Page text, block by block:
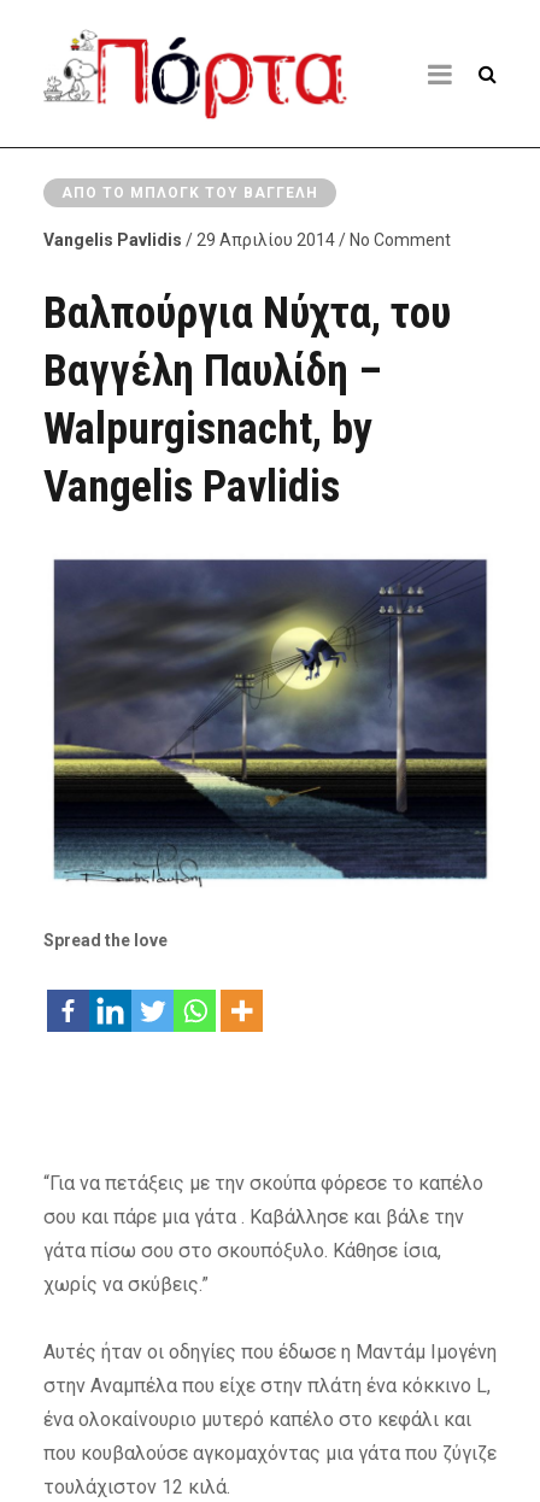
ΑΠΌ ΤΟ ΜΠΛΟΓΚ ΤΟΥ ΒΑΓΓΈΛΗ
Vangelis Pavlidis / 29 Απριλίου 2014 / No Comment
Βαλπούργια Νύχτα, του
Βαγγέλη Παυλίδη –
Walpurgisnacht, by
Vangelis Pavlidis
Spread the love
“Για να πετάξεις με την σκούπα φόρεσε το καπέλο
σου και πάρε μια γάτα . Καβάλλησε και βάλε την
γάτα πίσω σου στο σκουπόξυλο. Κάθησε ίσια,
χωρίς να σκύβεις.”
Αυτές ήταν οι οδηγίες που έδωσε η Μαντάμ Ιμογένη
στην Αναμπέλα που είχε στην πλάτη ένα κόκκινο L,
ένα ολοκαίνουριο μυτερό καπέλο στο κεφάλι και
που κουβαλούσε αγκομαχόντας μια γάτα που ζύγιζε
τουλάχιστον 12 κιλά.